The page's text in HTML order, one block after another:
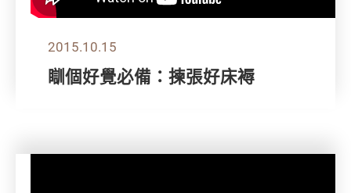
2015.10.15
瞓個好覺必備：揀張好床褥